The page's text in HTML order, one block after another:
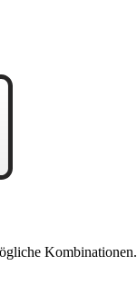
Kombinationen.